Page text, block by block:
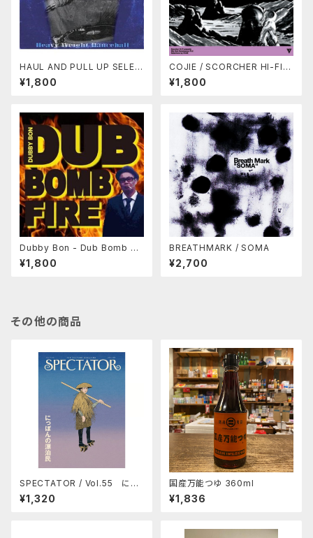
HAUL AND PULL UP SELEC
TA Vol.1 / COJIE (MIX CD)
¥1,800
COJIE / SCORCHER HI-FI
「90s DUB RENAISSANCE P
t.2 」
¥1,800
Dubby Bon - Dub Bomb Fir
e (MIX CD)
¥1,800
BREATHMARK / SOMA
¥2,700
その他の商品
SPECTATOR / Vol.55 にっ
ぽんの漂泊民
¥1,320
国産万能つゆ 360ml
¥1,836